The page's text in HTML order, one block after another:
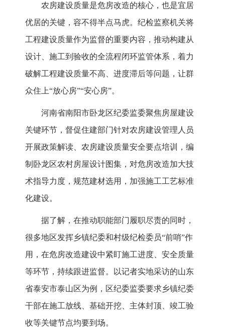
农房建设质量是危房改造的核心，也是宜居
优居的关键，容不得半点马虎。纪检监察机关将
工程建设质量作为监督的重要内容，推动构建从
设计、施工到验收的全流程闭环监管体系，着力
破解工程建设质量不高、进度滞后等问题，让群
众住上“放心房”“安心房”。
河南省南阳市卧龙区纪委监委聚焦房屋建设
关键环节，督促住建部门针对农房建设管理人员
开展政策解读、农房建设质量安全要点培训，编
制卧龙区农村房屋设计图集，对危房改造加大技
术指导力度，规范建材选用，加强施工工艺标准
化建设。
据了解，在推动职能部门履职尽责的同时，
很多地区发挥乡镇纪委和村级纪检委员“前哨”作
用，在危房改造建设中紧盯施工进度、安全质量
等环节，持续跟进监督。以记者实地采访的山东
省泰安市泰山区为例，区纪委监委要求乡镇纪委
干部在施工放线、基础开挖、主体封顶、竣工验
收等关键节点均要到场。